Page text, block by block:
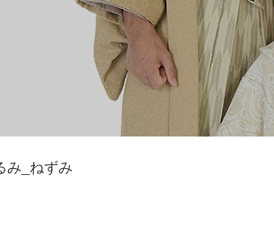
み_ねずみ